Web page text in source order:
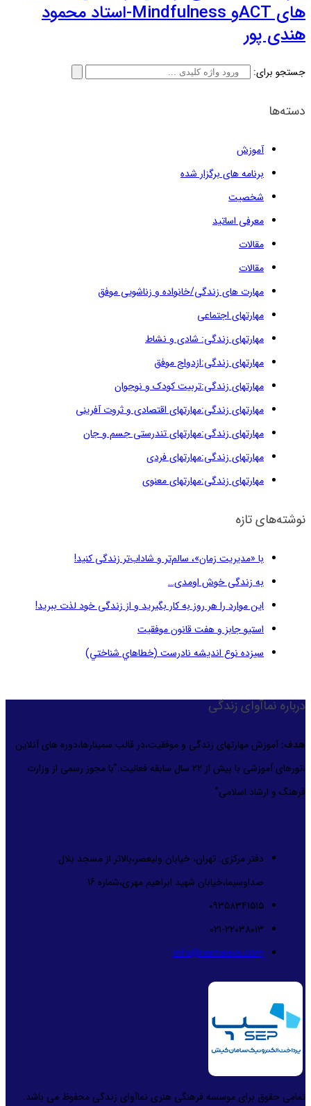
های ACTو Mindfulness-استاد محمود
هندی پور
جستجو برای:
دسته‌ها
آموزش
برنامه های برگزار شده
شخصیت
معرفی اساتید
مقالات
مقالات
مهارت های زندگی/خانواده و زناشویی موفق
مهارتهای اجتماعی
مهارتهای زندگی: شادی و نشاط
مهارتهای زندگی:ازدواج موفق
مهارتهای زندگی:تربیت کودک و نوجوان
مهارتهای زندگی:مهارتهای اقتصادی و ثروت آفرینی
مهارتهای زندگی:مهارتهای تندرستی جسم و جان
مهارتهای زندگی:مهارتهای فردی
مهارتهای زندگی:مهارتهای معنوی
نوشته‌های تازه
با «مدیریت زمان»، سالم‌تر و شاداب‌تر زندگی کنید!
به زندگی خوش اومدی…
این موارد را هر روز به کار بگیرید و از زندگی خود لذت ببرید!
استیو جابز و هفت قانون موفقیت
سيزده نوع انديشه نادرست (خطاهاي شناختي)
درباره نماآوای زندگی
هدف:آموزش مهارتهای زندگی و موفقیت،در قالب سمینارها،دوره های آنلاین
،تورهای آموزشی با بیش از 22 سال سابقه فعالیت.”با مجوز رسمی از وزارت
فرهنگ و ارشاد اسلامی”
دفتر مرکزی: تهران، خیابان ولیعصر،بالاتر از مسجد بلال
صداوسیما،خیابان شهید ابراهیم مهری،شماره 16
09358341515
021-22038013
info@namaava.com
تمامی حقوق برای موسسه فرهنگی هنری نماآوای زندگی محفوظ می باشد.